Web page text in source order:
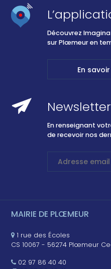
Découvrez
sur Plœmeur en
En
Newsletter
En renseignant
de recevoir nos
MAIRIE DE PLŒMEUR
1 rue des Écoles
CS 10067 - 56274 Plœmeur
02 97 86 40 40